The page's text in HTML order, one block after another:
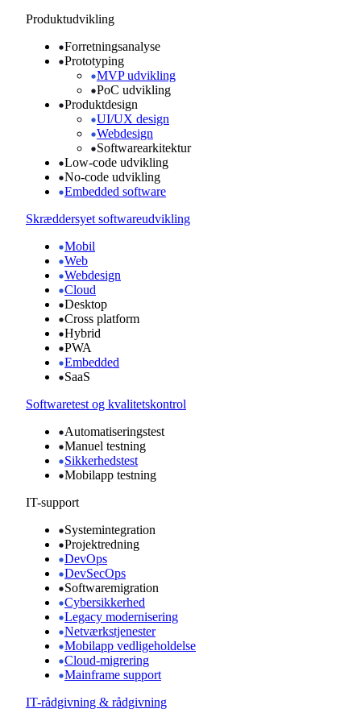
Produktudvikling
Forretningsanalyse
Prototyping
MVP udvikling
PoC udvikling
Produktdesign
UI/UX design
Webdesign
Softwarearkitektur
Low-code udvikling
No-code udvikling
Embedded software
Skræddersyet softwareudvikling
Mobil
Web
Webdesign
Cloud
Desktop
Cross platform
Hybrid
PWA
Embedded
SaaS
Softwaretest og kvalitetskontrol
Automatiseringstest
Manuel testning
Sikkerhedstest
Mobilapp testning
IT-support
Systemintegration
Projektredning
DevOps
DevSecOps
Softwaremigration
Cybersikkerhed
Legacy modernisering
Netværkstjenester
Mobilapp vedligeholdelse
Cloud-migrering
Mainframe support
IT-rådgivning & rådgivning